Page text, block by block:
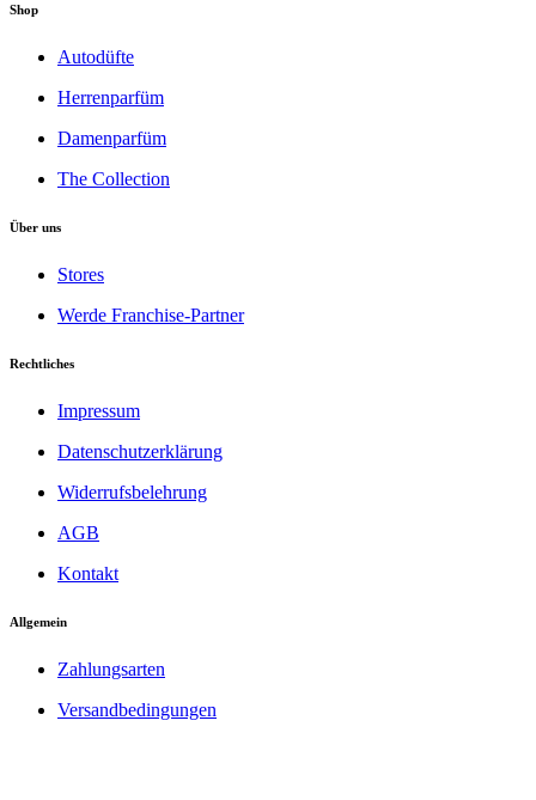
Shop
Autodüfte
Herrenparfüm
Damenparfüm
The Collection
Über uns
Stores
Werde Franchise-Partner
Rechtliches
Impressum
Datenschutzerklärung
Widerrufsbelehrung
AGB
Kontakt
Allgemein
Zahlungsarten
Versandbedingungen